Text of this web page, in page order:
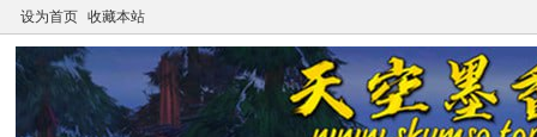
设为首页 收藏本站